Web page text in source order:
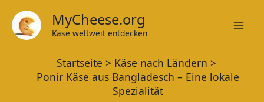
Inhalt
springen
MyCheese.org
Käse weltweit entdecken
Startseite
Käse nach Ländern
Ponir Käse aus Bangladesch – Eine lokale
Spezialität